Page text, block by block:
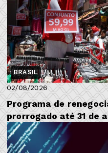
BRASIL
02/08/2026
Programa de
prorrogado até 31 de